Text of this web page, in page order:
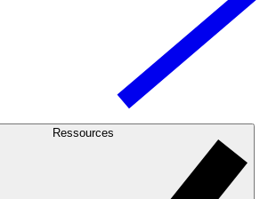
Ressources